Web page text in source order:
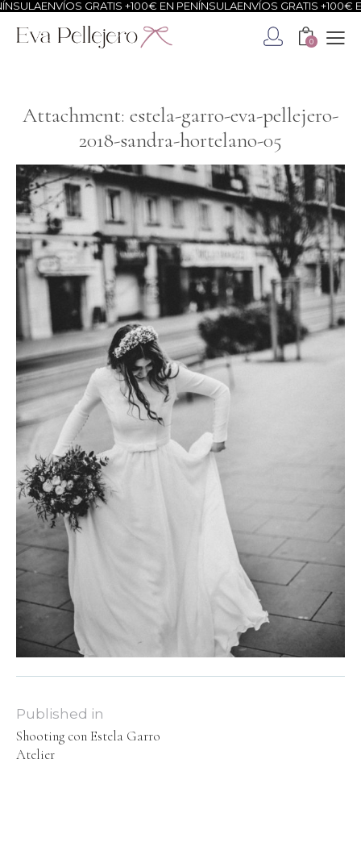
ENVÍOS GRATIS +100€ EN PENÍNSULA ENVÍOS GRATIS +100€
0
Attachment: estela-garro-eva-pellejero-
2018-sandra-hortelano-05
Published in
Shooting con Estela Garro
Atelier